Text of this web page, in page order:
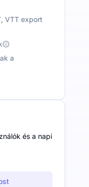
VTT export
a
és a napi